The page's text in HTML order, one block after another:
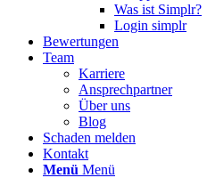
Was ist Simplr?
Login simplr
Bewertungen
Team
Karriere
Ansprechpartner
Über uns
Blog
Schaden melden
Kontakt
Menü Menü